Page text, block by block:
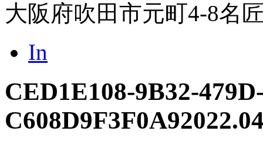
大阪府吹田市元町4-8名
In
CED1E108-9B32-
C608D9F3F0A9